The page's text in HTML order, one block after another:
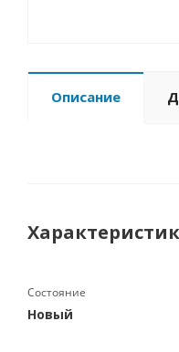
Описание
Состояние
Новый